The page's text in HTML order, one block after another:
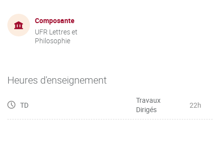
Composante
UFR Lettres et
Philosophie
Heures d'enseignement
TD
Travaux
Dirigés
22h